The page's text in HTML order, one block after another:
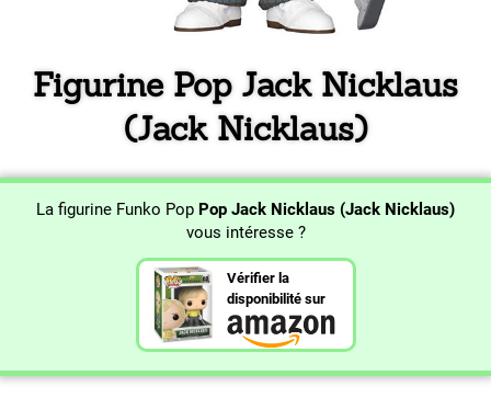
Figurine Pop Jack Nicklaus
(Jack Nicklaus)
La figurine Funko Pop Pop Jack Nicklaus (Jack Nicklaus)
vous intéresse ?
Vérifier la
disponibilité sur